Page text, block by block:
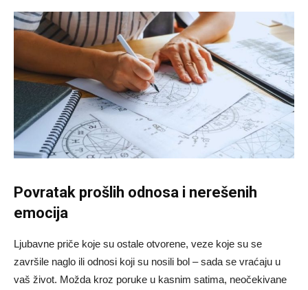
Povratak prošlih odnosa i nerešenih
emocija
Ljubavne priče koje su ostale otvorene, veze koje su se
završile naglo ili odnosi koji su nosili bol – sada se vraćaju u
vaš život. Možda kroz poruke u kasnim satima, neočekivane